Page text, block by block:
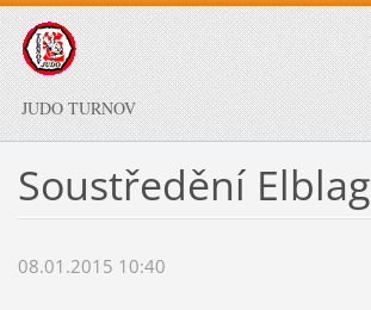
JUDO TURNOV
Soustředění Elblag
08.01.2015 10:40